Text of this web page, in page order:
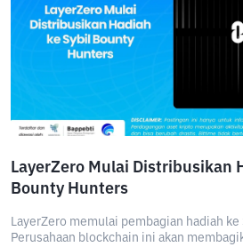
LayerZero Mulai Distribusikan
Bounty Hunters
LayerZero memulai pembagian hadiah
Perusahaan blockchain ini akan